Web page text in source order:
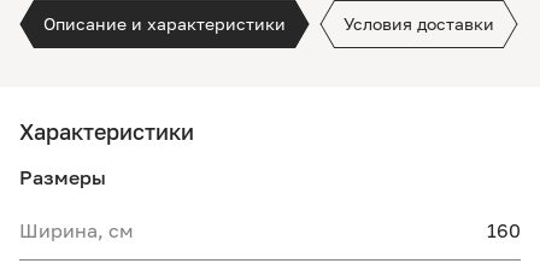
Описание и характеристики Условия доставки
Характеристики
Размеры
Ширина, см 160